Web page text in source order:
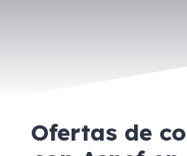
Ofertas de